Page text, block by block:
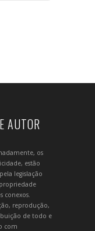
AUTOR
os
estão
legislação
conexos.
reprodução,
de todo e
com